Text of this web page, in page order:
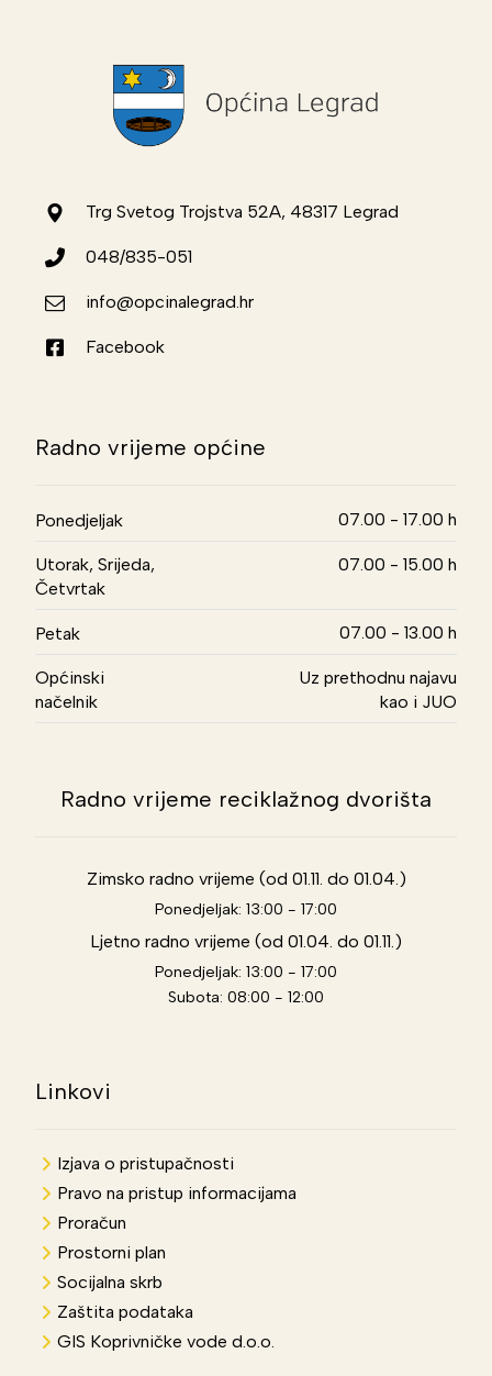
Trg Svetog Trojstva 52A, 48317 Legrad
048/835-051
info@opcinalegrad.hr
Facebook
Radno vrijeme općine
Ponedjeljak 07.00 - 17.00 h
Utorak, Srijeda,
Četvrtak
07.00 - 15.00 h
Petak 07.00 - 13.00 h
Općinski
načelnik
Uz prethodnu najavu
kao i JUO
Radno vrijeme reciklažnog dvorišta
Zimsko radno vrijeme (od 01.11. do 01.04.)
Ponedjeljak: 13:00 - 17:00
Ljetno radno vrijeme (od 01.04. do 01.11.)
Ponedjeljak: 13:00 - 17:00
Subota: 08:00 - 12:00
Linkovi
Izjava o pristupačnosti
Pravo na pristup informacijama
Proračun
Prostorni plan
Socijalna skrb
Zaštita podataka
GIS Koprivničke vode d.o.o.